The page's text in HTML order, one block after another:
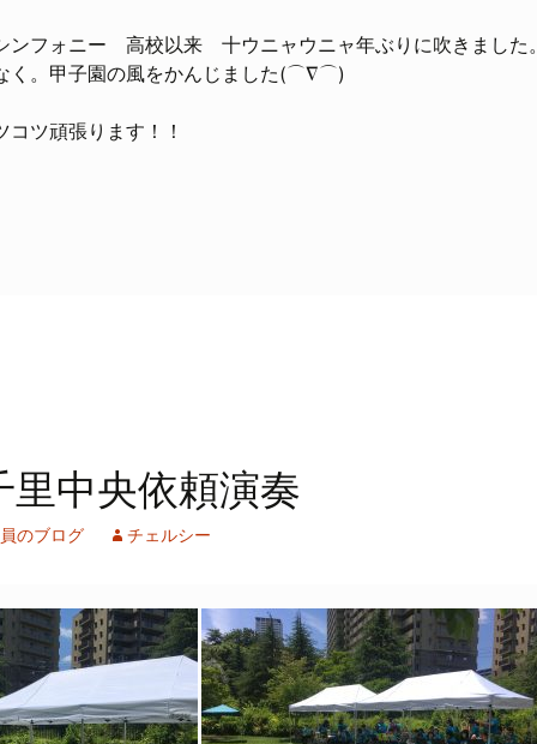
ンフォニー 高校以来 十ウニャウニャ年ぶりに吹きました。
く。甲子園の風をかんじました(⌒∇⌒)
コツ頑張ります！！
里中央依頼演奏
のブログ チェルシー